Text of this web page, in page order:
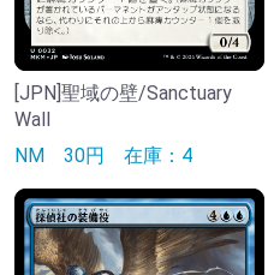
[JPN]聖域の壁/Sanctuary
Wall
NM 30円 在庫：4